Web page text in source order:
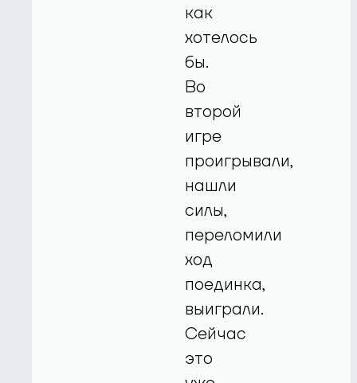
как
хотелось
бы.
Во
второй
игре
проигрывали,
нашли
силы,
переломили
ход
поединка,
выиграли.
Сейчас
это